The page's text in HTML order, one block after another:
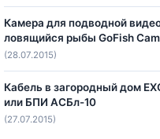
Камера для подводной
ловящийся рыбы GoFish Cam
(28.07.2015)
Кабель в загородный дом
или БПИ АСБл-10
(27.07.2015)